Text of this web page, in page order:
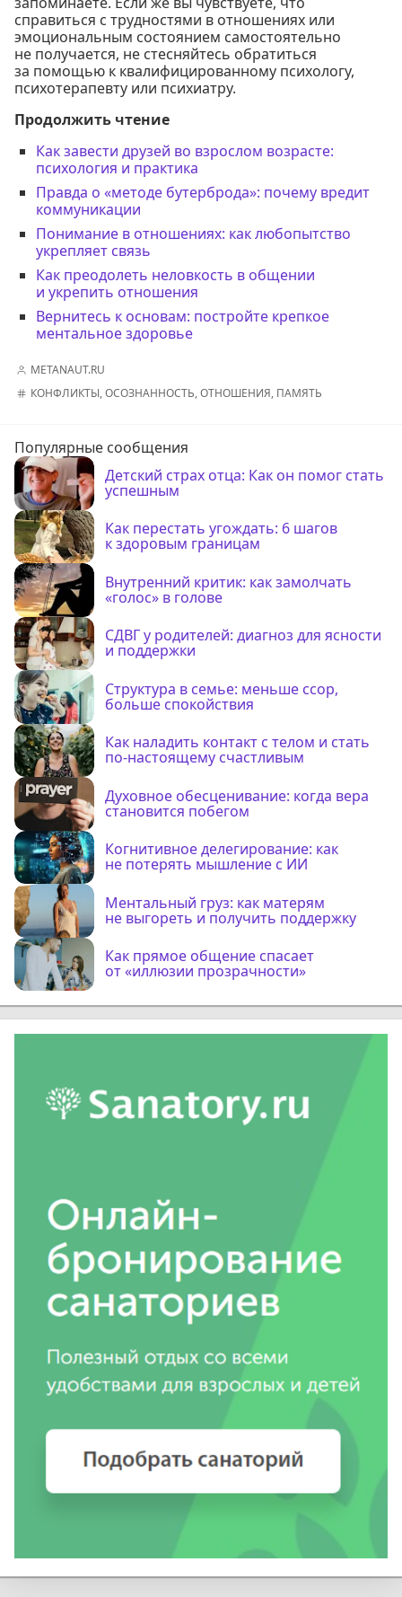
справиться с трудностями в отношениях или
эмоциональным состоянием самостоятельно
не получается, не стесняйтесь обратиться
за помощью к квалифицированному психологу,
психотерапевту или психиатру.
Продолжить чтение
Как завести друзей во взрослом возрасте:
психология и практика
Правда о «методе бутерброда»: почему вредит
коммуникации
Понимание в отношениях: как любопытство
укрепляет связь
Как преодолеть неловкость в общении
и укрепить отношения
Вернитесь к основам: постройте крепкое
ментальное здоровье
METANAUT.RU
КОНФЛИКТЫ,ОСОЗНАННОСТЬ,ОТНОШЕНИЯ, ПАМЯТЬ
Популярные сообщения
Детский страх отца: Как он помог стать
успешным
Как перестать угождать: 6 шагов
к здоровым границам
Внутренний критик: как замолчать
«голос» в голове
СДВГ у родителей: диагноз для ясности
и поддержки
Структура в семье: меньше ссор,
больше спокойствия
Как наладить контакт с телом и стать
по-настоящему счастливым
Духовное обесценивание: когда вера
становится побегом
Когнитивное делегирование: как
не потерять мышление с ИИ
Ментальный груз: как матерям
не выгореть и получить поддержку
Как прямое общение спасает
от «иллюзии прозрачности»